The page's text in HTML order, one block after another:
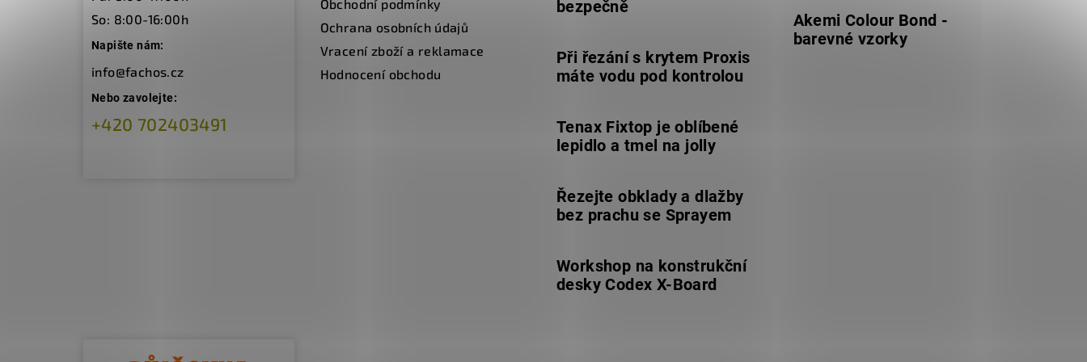
So: 8:00-16:00h
Napište nám:
info@fachos.cz
Nebo zavolejte:
+420 702403491
Obchodní podmínky
Ochrana osobních údajů
Vracení zboží a reklamace
Hodnocení obchodu
bezpečně
Při řezání s krytem Proxis
máte vodu pod kontrolou
Tenax Fixtop je oblíbené
lepidlo a tmel na jolly
Řezejte obklady a dlažby
bez prachu se Sprayem
Workshop na konstrukční
desky Codex X-Board
Akemi Colour Bond -
barevné vzorky